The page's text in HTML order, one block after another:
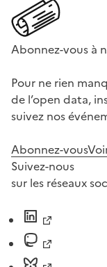
Abonnez-vous à
Pour ne rien
de l’open data,
suivez nos
Abonnez-vous
Suivez-nous
sur les réseaux